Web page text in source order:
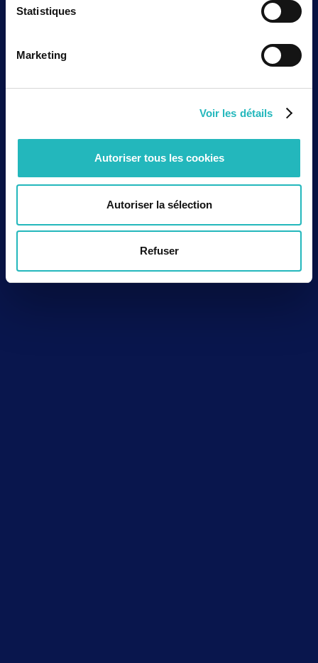
Statistiques
Marketing
Voir les détails
Autoriser tous les cookies
Autoriser la sélection
Refuser